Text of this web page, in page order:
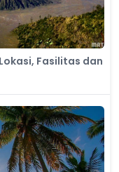
Fasilitas dan